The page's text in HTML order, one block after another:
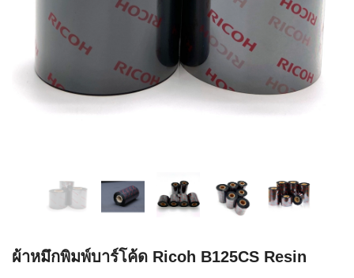
ผ้าหมึกพิมพ์บาร์โค้ด Ricoh B125CS Resin